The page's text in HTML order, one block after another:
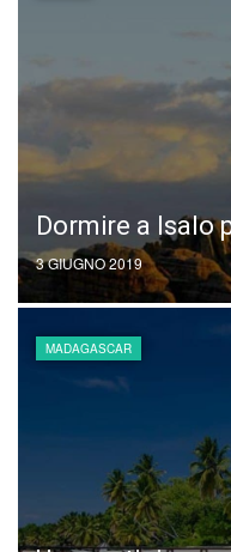
Dormire a Isalo
3 GIUGNO 2019
MADAGASCAR